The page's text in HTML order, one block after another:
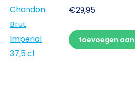
€29,95
toevoegen